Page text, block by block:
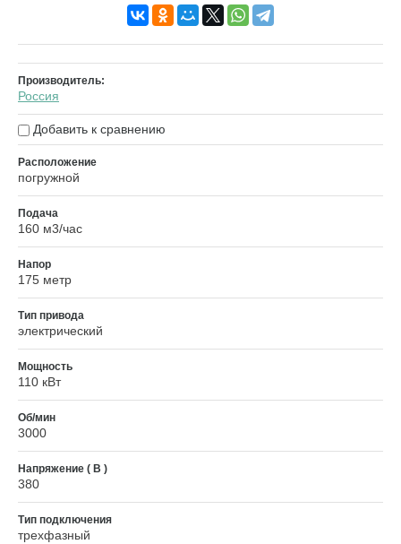
Производитель:
Россия
Добавить к сравнению
Расположение
погружной
Подача
160 м3/час
Напор
175 метр
Тип привода
электрический
Мощность
110 кВт
Об/мин
3000
Напряжение ( В )
380
Тип подключения
трехфазный